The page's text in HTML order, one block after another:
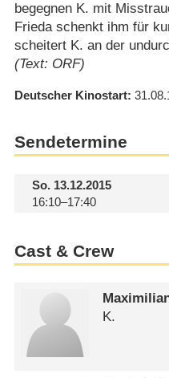
begegnen K. mit
Frieda schenkt ihm für
scheitert K. an der
(Text: ORF)
Deutscher Kinostart
Sendetermine
So.13.12.2015
16:10–17:40
Cast & Crew
K.